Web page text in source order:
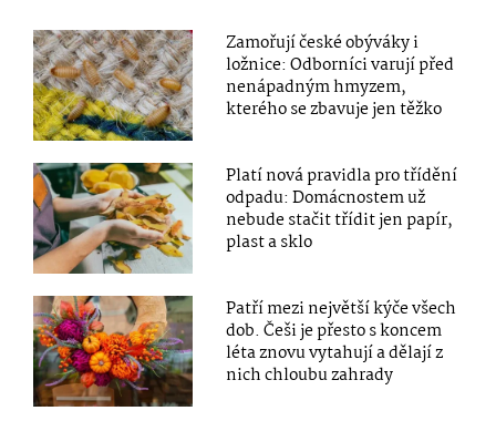
Zamořují české obýváky i
ložnice: Odborníci varují před
nenápadným hmyzem,
kterého se zbavuje jen těžko
Platí nová pravidla pro třídění
odpadu: Domácnostem už
nebude stačit třídit jen papír,
plast a sklo
Patří mezi největší kýče všech
dob. Češi je přesto s koncem
léta znovu vytahují a dělají z
nich chloubu zahrady